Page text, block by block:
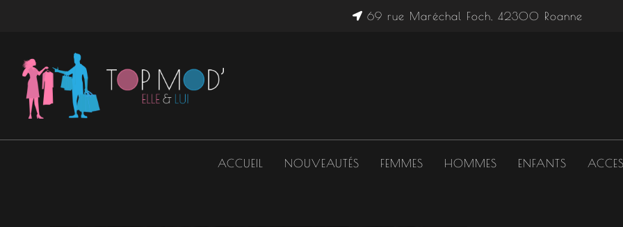
69 rue Maréchal Foch, 42300 Roanne
ACCUEIL NOUVEAUTÉS FEMMES HOMMES ENFANTS